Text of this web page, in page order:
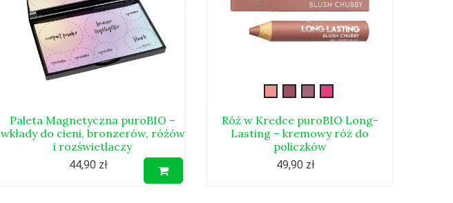
Paleta Magnetyczna puroBIO –
wkłady do cieni, bronzerów, różów
i rozświetlaczy
44,90 zł
Róż w Kredce puroBIO Long-
Lasting – kremowy róż do
policzków
49,90 zł